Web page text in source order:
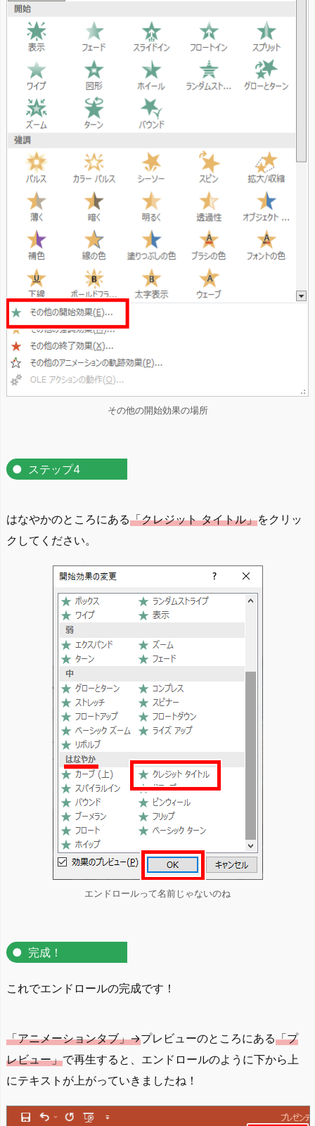
その他の開始効果の場所
ステップ4
はなやかのところにある「クレジット タイトル」をクリッ
クしてください。
エンドロールって名前じゃないのね
完成！
これでエンドロールの完成です！
「アニメーションタブ」→プレビューのところにある「プ
レビュー」で再生すると、エンドロールのように下から上
にテキストが上がっていきましたね！